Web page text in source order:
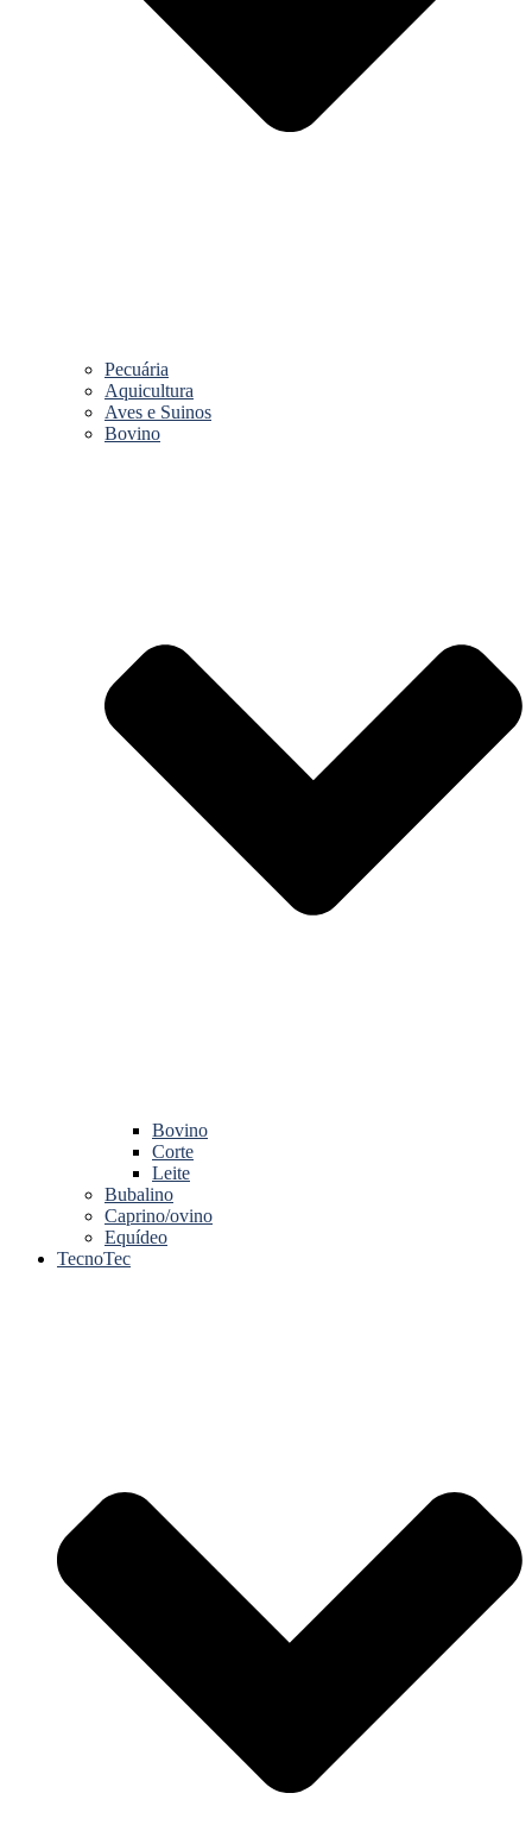
Pecuária
Aquicultura
Aves e Suinos
Bovino
Bovino
Corte
Leite
Bubalino
Caprino/ovino
Equídeo
TecnoTec